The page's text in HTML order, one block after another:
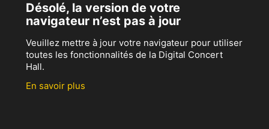
Désolé, la version de votre
navigateur n’est pas à jour
Veuillez mettre à jour votre navigateur pour utiliser
toutes les fonctionnalités de la Digital Concert
Hall.
En savoir plus